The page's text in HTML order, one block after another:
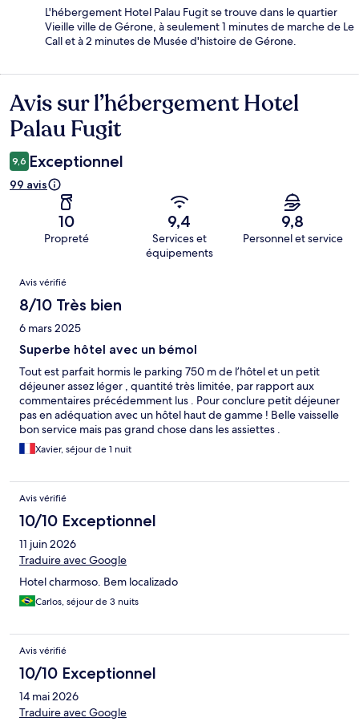
L'hébergement Hotel Palau Fugit se trouve dans le quartier
Vieille ville de Gérone, à seulement 1 minutes de marche de Le
Call et à 2 minutes de Musée d'histoire de Gérone.
Avis
Avis sur l’hébergement Hotel
Palau Fugit
9,6 Exceptionnel
99 avis
10
Propreté
9,4
Services et
équipements
9,8
Personnel et service
Avis
Avis vérifié
8/10 Très bien
6 mars 2025
Superbe hôtel avec un bémol
Tout est parfait hormis le parking 750 m de l’hôtel et un petit
déjeuner assez léger , quantité très limitée, par rapport aux
commentaires précédemment lus . Pour conclure petit déjeuner
pas en adéquation avec un hôtel haut de gamme ! Belle vaisselle
bon service mais pas grand chose dans les assiettes .
Xavier, séjour de 1 nuit
Avis vérifié
10/10 Exceptionnel
11 juin 2026
Traduire avec Google
Hotel charmoso. Bem localizado
Carlos, séjour de 3 nuits
Avis vérifié
10/10 Exceptionnel
14 mai 2026
Traduire avec Google